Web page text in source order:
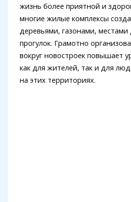
жизнь более приятной и
многие жилые комплексы
деревьями, газонами,
прогулок. Грамотно
вокруг новостроек повышает
как для жителей, так и для
на этих территориях.